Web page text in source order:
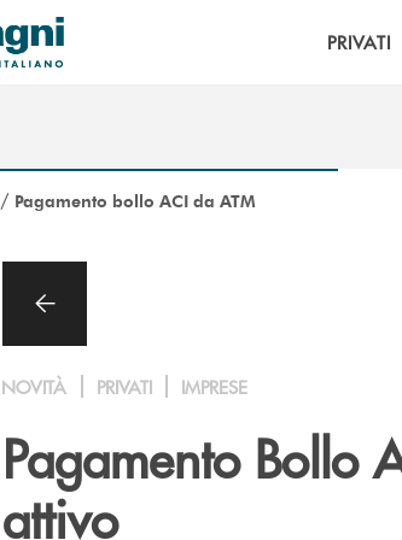
PRIVATI
/ Pagamento bollo ACI da ATM
NOVITÀ PRIVATI IMPRESE
Pagamento Bollo
attivo